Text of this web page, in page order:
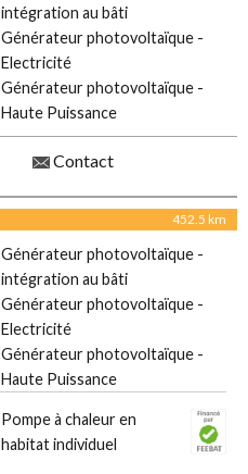
intégration au bâti
Générateur photovoltaïque -
Electricité
Générateur photovoltaïque -
Haute Puissance
Contact
452.5 km
Générateur photovoltaïque -
intégration au bâti
Générateur photovoltaïque -
Electricité
Générateur photovoltaïque -
Haute Puissance
Pompe à chaleur en
habitat individuel